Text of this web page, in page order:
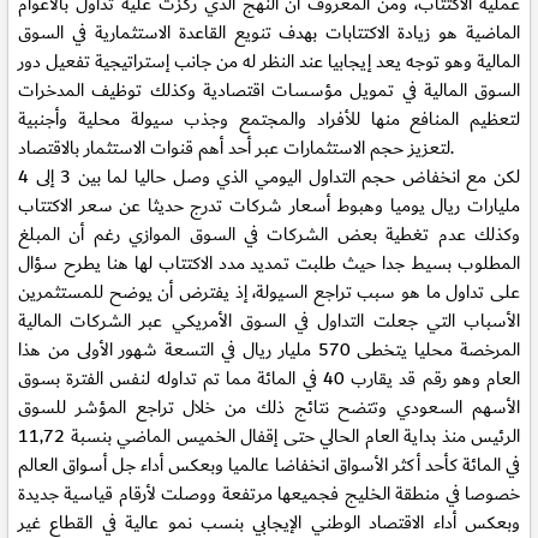
الماضية هو زيادة الاكتتابات بهدف تنويع القاعدة الاستثمارية في السوق
المالية وهو توجه يعد إيجابيا عند النظر له من جانب إستراتيجية تفعيل دور
السوق المالية في تمويل مؤسسات اقتصادية وكذلك توظيف المدخرات
لتعظيم المنافع منها للأفراد والمجتمع وجذب سيولة محلية وأجنبية
لتعزيز حجم الاستثمارات عبر أحد أهم قنوات الاستثمار بالاقتصاد.
لكن مع انخفاض حجم التداول اليومي الذي وصل حاليا لما بين 3 إلى 4
مليارات ريال يوميا وهبوط أسعار شركات تدرج حديثا عن سعر الاكتتاب
وكذلك عدم تغطية بعض الشركات في السوق الموازي رغم أن المبلغ
المطلوب بسيط جدا حيث طلبت تمديد مدد الاكتتاب لها هنا يطرح سؤال
على تداول ما هو سبب تراجع السيولة، إذ يفترض أن يوضح للمستثمرين
الأسباب التي جعلت التداول في السوق الأمريكي عبر الشركات المالية
المرخصة محليا يتخطى 570 مليار ريال في التسعة شهور الأولى من هذا
العام وهو رقم قد يقارب 40 في المائة مما تم تداوله لنفس الفترة بسوق
الأسهم السعودي وتتضح نتائج ذلك من خلال تراجع المؤشر للسوق
الرئيس منذ بداية العام الحالي حتى إقفال الخميس الماضي بنسبة 11,72
في المائة كأحد أكثر الأسواق انخفاضا عالميا وبعكس أداء جل أسواق العالم
خصوصا في منطقة الخليج فجميعها مرتفعة ووصلت لأرقام قياسية جديدة
وبعكس أداء الاقتصاد الوطني الإيجابي بنسب نمو عالية في القطاع غير